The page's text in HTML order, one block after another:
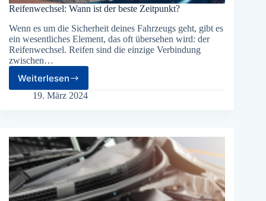
Reifenwechsel: Wann ist der beste Zeitpunkt?
Wenn es um die Sicherheit deines Fahrzeugs geht, gibt es
ein wesentliches Element, das oft übersehen wird: der
Reifenwechsel. Reifen sind die einzige Verbindung
zwischen…
WeiterlesenReifenwechsel:
Wann
Zeitpunkt?
19. März 2024